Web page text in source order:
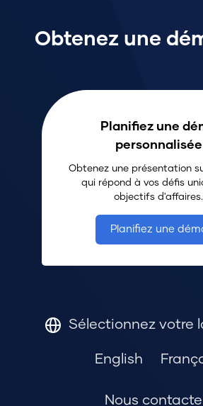
Obtenez une
Planifiez une
personnalisée
Obtenez une présentation
qui répond à vos défis
objectifs d'affaires.
Planifiez une
Sélectionnez votre
English
Nous